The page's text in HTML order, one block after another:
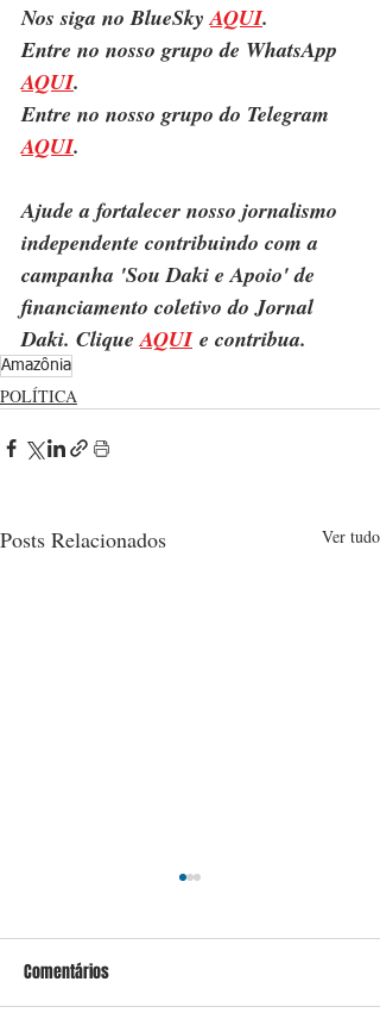
Nos siga no BlueSky AQUI.
Entre no nosso grupo de WhatsApp
AQUI.
Entre no nosso grupo do Telegram
AQUI.
Ajude a fortalecer nosso jornalismo
independente contribuindo com a
campanha 'Sou Daki e Apoio' de
financiamento coletivo do Jornal
Daki. Clique AQUI e contribua.
Amazônia
POLÍTICA
Posts Relacionados Ver tudo
Comentários